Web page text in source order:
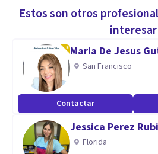
que sabemos que es un quiebre en
También brindo orientación a
escolar (bullying) o acoso laboral
Apoyo y orientación a integrantes
lgtb
Especialidad
Congnitivo conductual, EMDR,
esquemas, aceptación y compromiso
Estos son otros
interesar
Maria De Jesus
San Francisco
Contactar
Jessica Perez
Florida